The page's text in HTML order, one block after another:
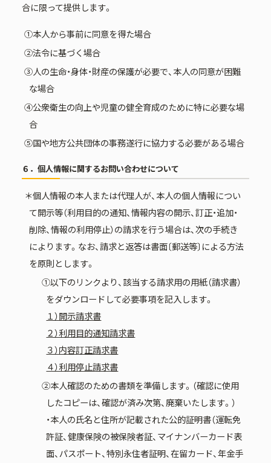
合に限って提供します。
①本人から事前に同意を得た場合
②法令に基づく場合
③人の生命・身体・財産の保護が必要で、本人の同意が困難
な場合
④公衆衛生の向上や児童の健全育成のために特に必要な場
合
⑤国や地方公共団体の事務遂行に協力する必要がある場合
６．個人情報に関するお問い合わせについて
＊個人情報の本人または代理人が、本人の個人情報につい
て開示等（利用目的の通知、情報内容の開示、訂正・追加・
削除、情報の利用停止）の請求を行う場合は、次の手続き
によります。なお、請求と返答は書面〔郵送等〕による方法
を原則とします。
①以下のリンクより、該当する請求用の用紙（請求書）
をダウンロードして必要事項を記入します。
１）開示請求書
２）利用目的通知請求書
３）内容訂正請求書
４）利用停止請求書
②本人確認のための書類を準備します。（確認に使用
したコピーは、確認が済み次第、廃棄いたします。）
・本人の氏名と住所が記載された公的証明書（運転免
許証、健康保険の被保険者証、マイナンバーカード表
面、パスポート、特別永住者証明、在留カード、年金手